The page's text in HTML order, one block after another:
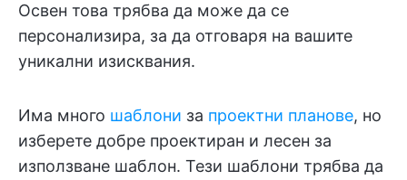
Освен това трябва да може да се
персонализира, за да отговаря на вашите
уникални изисквания.
Има много шаблони за проектни планове, но
изберете добре проектиран и лесен за
използване шаблон. Тези шаблони трябва да